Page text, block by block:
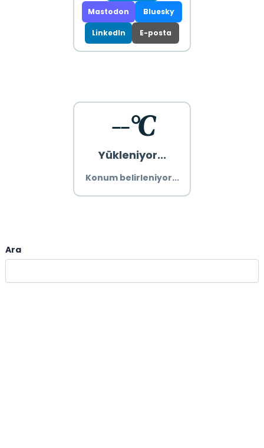
Mastodon Bluesky
LinkedIn E-posta
--°C
Yükleniyor...
Konum belirleniyor...
Ara